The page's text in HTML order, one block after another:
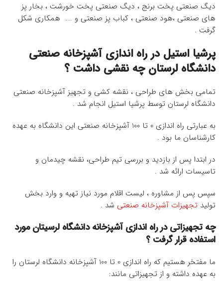
دیگ صنعتی پخت برنج ، دیگ صنعتی پخت خورشت ، بخار پز
های صنعتی ،هود صنعتی ، کباب پز صنعتی و …. همکاری شکل
گرفت .
پرشیا استیل در راه اندازی آشپزخانه صنعتی
دانشگاه لرستان چه نقشی داشت ؟
تمامی بخش های طراحی ، نقشه کشی و تجهیز آشپزخانه صنعتی
دانشگاه لرستان توسط پرشیا استیل انجام شد .
به عبارتی راه اندازی 0 تا 100 آشپزخانه صنعتی این دانشگاه به عهده
کارشناسان ما بود .
در ابتدا پس از بازدید و بررسی تیم طراحی، نقشه چیدمان و
تاسیسات ارائه شد .
سپس پس از مشاوره ، لیست اقلام مورد نیاز تهیه و وارد بخش
تولید تجهیزات آشپزخانه صنعتی شد .
چه تجهیزاتی در راه اندازی آشپزخانه دانشگاه لرسیتان مورد
استفاده قرار گرفت ؟
ما مفتخر هستیم که راه اندازی 0 تا 100 آشپزخانه دانشگاه لرستان را
به عهده داشته و از تجهیزاتی مانند: